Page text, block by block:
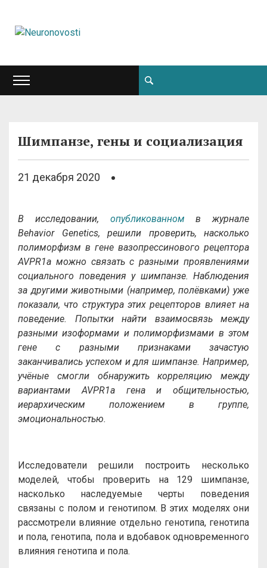
Шимпанзе, гены и социализация
21 декабря 2020
В исследовании, опубликованном в журнале
Behavior Genetics, решили проверить, насколько
полиморфизм в гене вазопрессинового рецептора
AVPR1a можно связать с разными проявлениями
социального поведения у шимпанзе. Наблюдения
за другими животными (например, полёвками) уже
показали, что структура этих рецепторов влияет на
поведение. Попытки найти взаимосвязь между
разными изоформами и полиморфизмами в этом
гене с разными признаками зачастую
заканчивались успехом и для шимпанзе. Например,
учёные смогли обнаружить корреляцию между
вариантами AVPR1a гена и общительностью,
иерархическим положением в группе,
эмоциональностью.
Исследователи решили построить несколько
моделей, чтобы проверить на 129 шимпанзе,
насколько наследуемые черты поведения
связаны с полом и генотипом. В этих моделях они
рассмотрели влияние отдельно генотипа, генотипа
и пола, генотипа, пола и вдобавок одновременного
влияния генотипа и пола.